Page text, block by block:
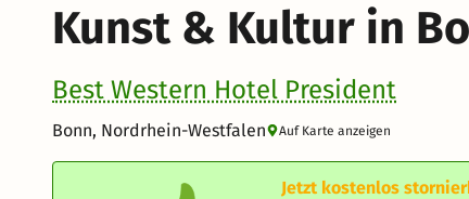
Kunst & Kultur in
Best Western Hotel President
Bonn, Nordrhein-Westfalen Auf Karte anzeigen
Jetzt kostenlos